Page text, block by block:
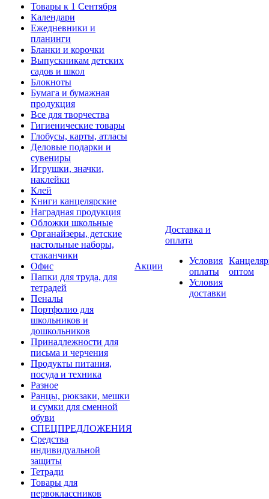
Товары к 1 Сентября
Календари
Ежедневники и
планинги
Бланки и корочки
Выпускникам детских
садов и школ
Блокноты
Бумага и бумажная
продукция
Все для творчества
Гигиенические товары
Глобусы, карты, атласы
Деловые подарки и
сувениры
Игрушки, значки,
наклейки
Клей
Книги канцелярские
Наградная продукция
Обложки школьные
Органайзеры, детские
настольные наборы,
стаканчики
Офис
Папки для труда, для
тетрадей
Пеналы
Портфолио для
школьников и
дошкольников
Принадлежности для
письма и черчения
Продукты питания,
посуда и техника
Разное
Ранцы, рюкзаки, мешки
и сумки для сменной
обуви
СПЕЦПРЕДЛОЖЕНИЯ
Средства
индивидуальной
защиты
Тетради
Товары для
первоклассников
Акции
Доставка и
оплата
Условия
оплаты
Условия
доставки
оптом